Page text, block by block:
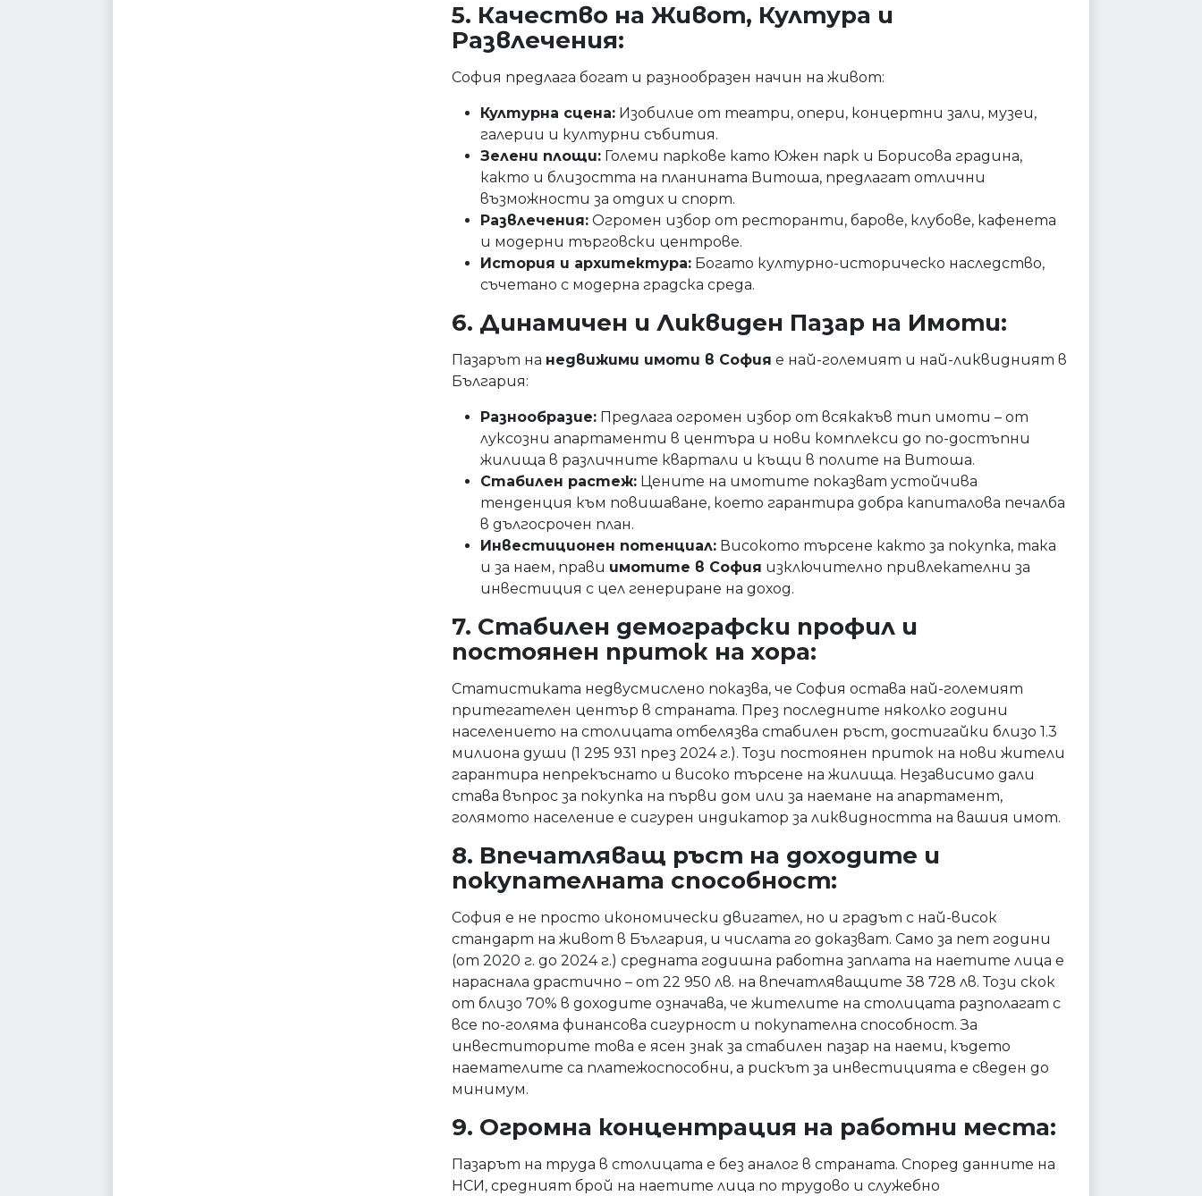
5. Качество на Живот, Култура и
Развлечения:
София предлага богат и разнообразен начин на живот:
Културна сцена: Изобилие от театри, опери, концертни зали, музеи,
галерии и културни събития.
Зелени площи: Големи паркове като Южен парк и Борисова градина,
както и близостта на планината Витоша, предлагат отлични
възможности за отдих и спорт.
Развлечения: Огромен избор от ресторанти, барове, клубове, кафенета
и модерни търговски центрове.
История и архитектура: Богато културно-историческо наследство,
съчетано с модерна градска среда.
6. Динамичен и Ликвиден Пазар на Имоти:
Пазарът на недвижими имоти в София е най-големият и най-ликвидният в
България:
Разнообразие: Предлага огромен избор от всякакъв тип имоти – от
луксозни апартаменти в центъра и нови комплекси до по-достъпни
жилища в различните квартали и къщи в полите на Витоша.
Стабилен растеж: Цените на имотите показват устойчива
тенденция към повишаване, което гарантира добра капиталова печалба
в дългосрочен план.
Инвестиционен потенциал: Високото търсене както за покупка, така
и за наем, прави имотите в София изключително привлекателни за
инвестиция с цел генериране на доход.
7. Стабилен демографски профил и
постоянен приток на хора:
Статистиката недвусмислено показва, че София остава най-големият
притегателен център в страната. През последните няколко години
населението на столицата отбелязва стабилен ръст, достигайки близо 1.3
милиона души (1 295 931 през 2024 г.). Този постоянен приток на нови жители
гарантира непрекъснато и високо търсене на жилища. Независимо дали
става въпрос за покупка на първи дом или за наемане на апартамент,
голямото население е сигурен индикатор за ликвидността на вашия имот.
8. Впечатляващ ръст на доходите и
покупателната способност:
София е не просто икономически двигател, но и градът с най-висок
стандарт на живот в България, и числата го доказват. Само за пет години
(от 2020 г. до 2024 г.) средната годишна работна заплата на наетите лица е
нараснала драстично – от 22 950 лв. на впечатляващите 38 728 лв. Този скок
от близо 70% в доходите означава, че жителите на столицата разполагат с
все по-голяма финансова сигурност и покупателна способност. За
инвеститорите това е ясен знак за стабилен пазар на наеми, където
наемателите са платежоспособни, а рискът за инвестицията е сведен до
минимум.
9. Огромна концентрация на работни места:
Пазарът на труда в столицата е без аналог в страната. Според данните на
НСИ, средният брой на наетите лица по трудово и служебно